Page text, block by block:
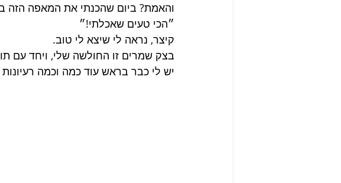
והאמת? ביום שהכנתי את המאפה הזה
״הכי טעים שאכלתי!״
קיצר, נראה לי שיצא לי טוב.
בצק שמרים זו החולשה שלי, ויחד עם
יש לי כבר בראש עוד כמה וכמה